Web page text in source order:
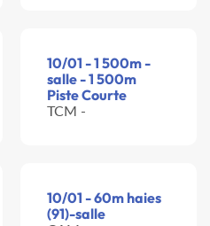
10/01 - 1 500m -
salle - 1 500m
Piste Courte
TCM -
10/01 - 60m haies
(91)-salle